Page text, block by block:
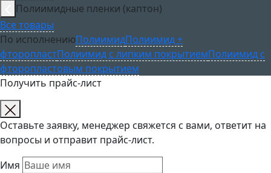
Полиимидные пленки (каптон)
Все товары
По исполнениюПолиимидПолиимид +
фторопластПолиимид с липким покрытиемПолиимид с
фторопластовым покрытием
Получить прайс-лист
Оставьте заявку, менеджер свяжется с вами, ответит на
вопросы и отправит прайс-лист.
Имя